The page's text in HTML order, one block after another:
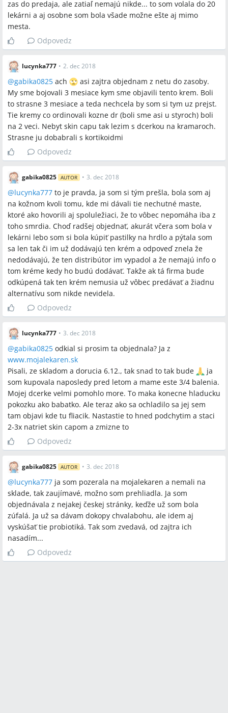
zas do predaja, ale zatiaľ nemajú nikde... to som volala do 20
lekárni a aj osobne som bola všade možne ešte aj mimo
mesta.
Odpovedz
lucynka777 • 2. dec 2018
@gabika0825 ach
asi zajtra objednam z netu do zasoby.
My sme bojovali 3 mesiace kym sme objavili tento krem. Boli
to strasne 3 mesiace a teda nechcela by som si tym uz prejst.
Tie kremy co ordinovali kozne dr (boli sme asi u styroch) boli
na 2 veci. Nebyt skin capu tak lezim s dcerkou na kramaroch.
Strasne ju dobabrali s kortikoidmi
Odpovedz
gabika0825 AUTOR • 3. dec 2018
@lucynka777 to je pravda, ja som si tým prešla, bola som aj
na kožnom kvoli tomu, kde mi dávali tie nechutné maste,
ktoré ako hovorili aj spoluležiaci, že to vôbec nepomáha iba z
toho smrdia. Choď radšej objednať, akurát včera som bola v
lekárni lebo som si bola kúpiť pastilky na hrdlo a pýtala som
sa len tak či im už dodávajú ten krém a odpoveď znela že
nedodávajú, že ten distribútor im vypadol a že nemajú info o
tom kréme kedy ho budú dodávať. Takže ak tá firma bude
odkúpená tak ten krém nemusia už vôbec predávať a žiadnu
alternatívu som nikde nevidela.
Odpovedz
lucynka777 • 3. dec 2018
@gabika0825 odkial si prosim ta objednala? Ja z
www.mojalekaren.sk
Pisali, ze skladom a dorucia 6.12., tak snad to tak bude
ja
som kupovala naposledy pred letom a mame este 3/4 balenia.
Mojej dcerke velmi pomohlo more. To maka konecne hladucku
pokozku ako babatko. Ale teraz ako sa ochladilo sa jej sem
tam objavi kde tu fliacik. Nastastie to hned podchytim a staci
2-3x natriet skin capom a zmizne to
Odpovedz
gabika0825 AUTOR • 3. dec 2018
@lucynka777 ja som pozerala na mojalekaren a nemali na
sklade, tak zaujímavé, možno som prehliadla. Ja som
objednávala z nejakej českej stránky, keďže už som bola
zúfalá. Ja už sa dávam dokopy chvalabohu, ale idem aj
vyskúšať tie probiotiká. Tak som zvedavá, od zajtra ich
nasadím...
Odpovedz